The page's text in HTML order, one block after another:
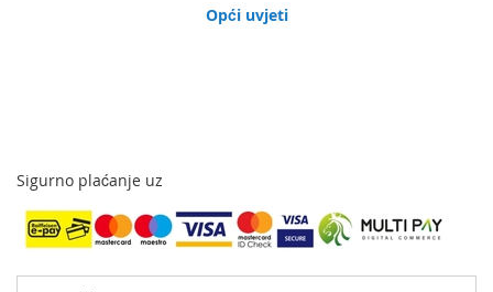
Opći uvjeti
Sigurno plaćanje uz